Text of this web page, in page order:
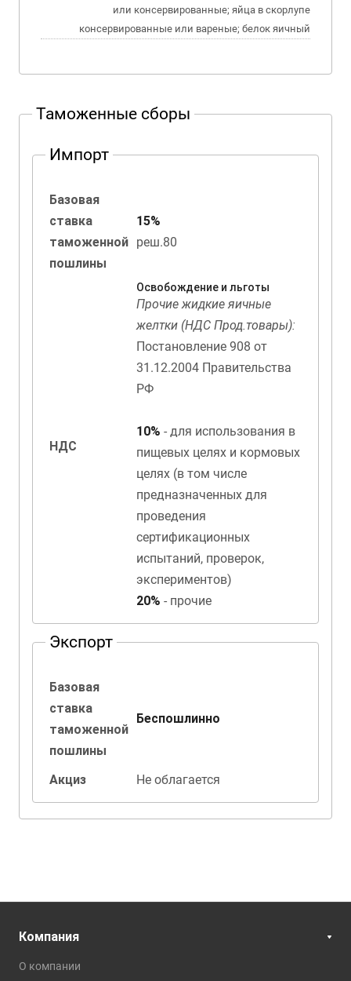
или консервированные; яйца в скорлупе
консервированные или вареные; белок яичный
Таможенные сборы
Импорт
Базовая
ставка
таможенной
пошлины
15%
реш.80
НДС
Освобождение и льготы
Прочие жидкие яичные
желтки (НДС Прод.товары):
Постановление 908 от
31.12.2004 Правительства
РФ
10% - для использования в
пищевых целях и кормовых
целях (в том числе
предназначенных для
проведения
сертификационных
испытаний, проверок,
экспериментов)
20% - прочие
Экспорт
Базовая
ставка
таможенной
пошлины
Беспошлинно
Акциз Не облагается
Компания
О компании